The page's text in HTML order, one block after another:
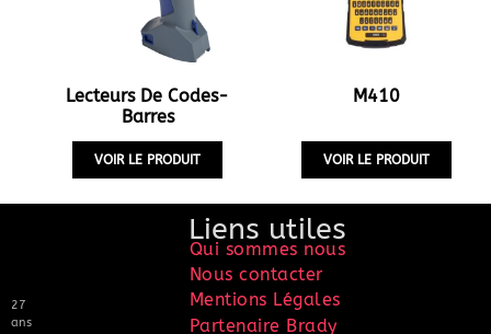
Lecteurs De Codes-
Barres
VOIR LE PRODUIT
M410
VOIR LE PRODUIT
27
ans
Liens utiles
Qui sommes nous
Nous contacter
Mentions Légales
Partenaire Brady